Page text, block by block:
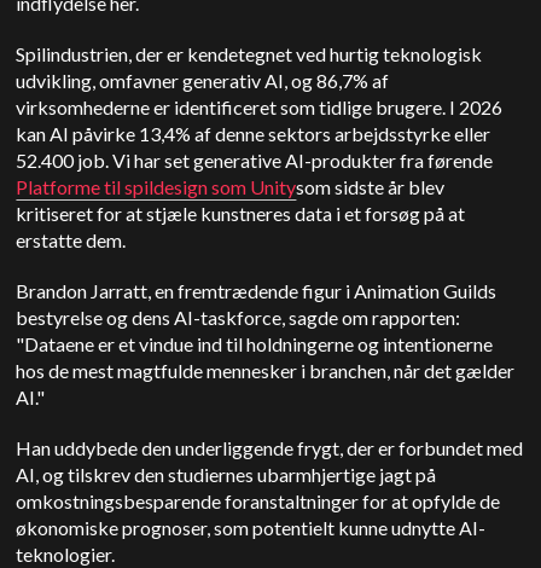
Spilindustrien, der er kendetegnet ved hurtig teknologisk
udvikling, omfavner generativ AI, og 86,7% af
virksomhederne er identificeret som tidlige brugere. I 2026
kan AI påvirke 13,4% af denne sektors arbejdsstyrke eller
52.400 job.Vi har set generative AI-produkter fra førende
Platforme til spildesign som Unitysom sidste år blev
kritiseret for at stjæle kunstneres data i et forsøg på at
erstatte dem.
Brandon Jarratt, en fremtrædende figur i Animation Guilds
bestyrelse og dens AI-taskforce, sagde om rapporten:
"Dataene er et vindue ind til holdningerne og intentionerne
hos de mest magtfulde mennesker i branchen, når det gælder
AI."
Han uddybede den underliggende frygt, der er forbundet med
AI, og tilskrev den studiernes ubarmhjertige jagt på
omkostningsbesparende foranstaltninger for at opfylde de
økonomiske prognoser, som potentielt kunne udnytte AI-
teknologier.